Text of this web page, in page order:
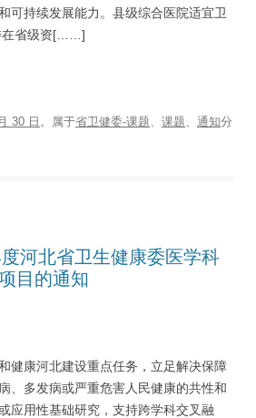
可持续发展能力。县级综合医院适宜卫
在省级资[……]
30 日 。属于省卫健委-课题、 课题、 通知分
河北省卫生健康委医学科
目的通知
康河北建设重点任务，立足解决保障
、多发病或严重危害人民健康的共性和
应用性基础研究，支持跨学科交叉融